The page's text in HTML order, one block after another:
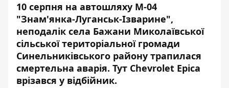
10 серпня на автошляху М-04
"Знам'янка-Луганськ-Ізварине",
неподалік села Бажани Миколаївської
сільської територіальної громади
Синельниківського району трапилася
смертельна аварія. Тут Chevrolet Epica
врізався у відбійник.